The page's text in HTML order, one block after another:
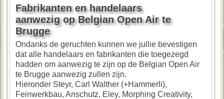
Fabrikanten en handelaars
aanwezig op Belgian Open Air te
Brugge
Ondanks de geruchten kunnen we jullie bevestigen
dat alle handelaars en fabrikanten die toegezegd
hadden om aanwezig te zijn op de Belgian Open Air
te Brugge aanwezig zullen zijn.
Hieronder Steyr, Carl Walther (+Hammerli),
Feinwerkbau, Anschutz, Eley, Morphing Creativity,